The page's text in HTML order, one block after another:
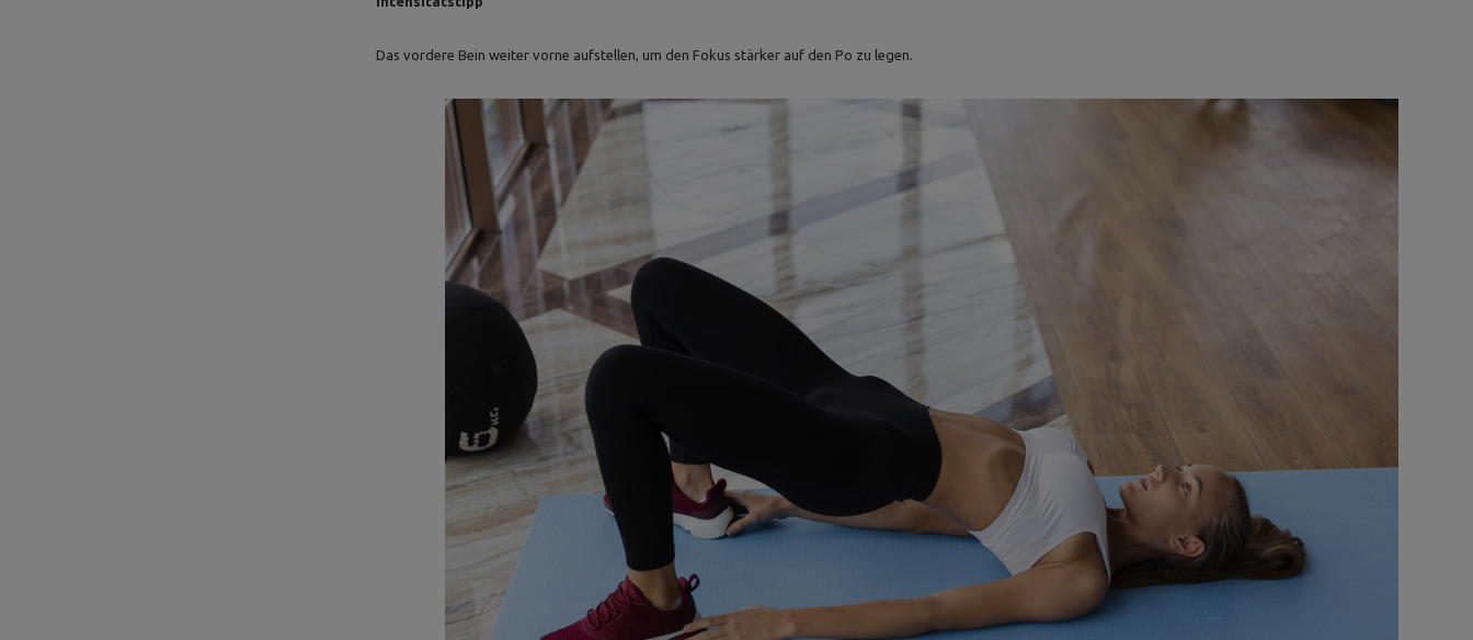
Das vordere Bein weiter vorne aufstellen, um den Fokus stärker auf den Po zu legen.